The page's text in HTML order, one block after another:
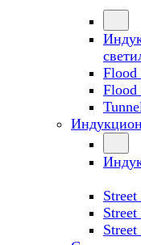
Flood
Flood